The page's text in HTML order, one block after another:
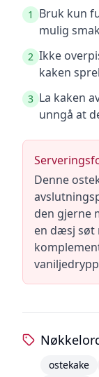
1
Bruk kun
mulig
2 Ikke
kaken
3 La kaken
unngå at
Denne
den gjerne
en dæsj søt
ostekake